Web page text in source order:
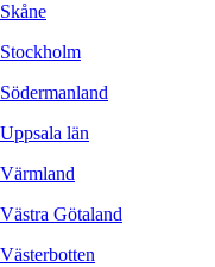
Skåne
Stockholm
Södermanland
Uppsala län
Värmland
Västra Götaland
Västerbotten